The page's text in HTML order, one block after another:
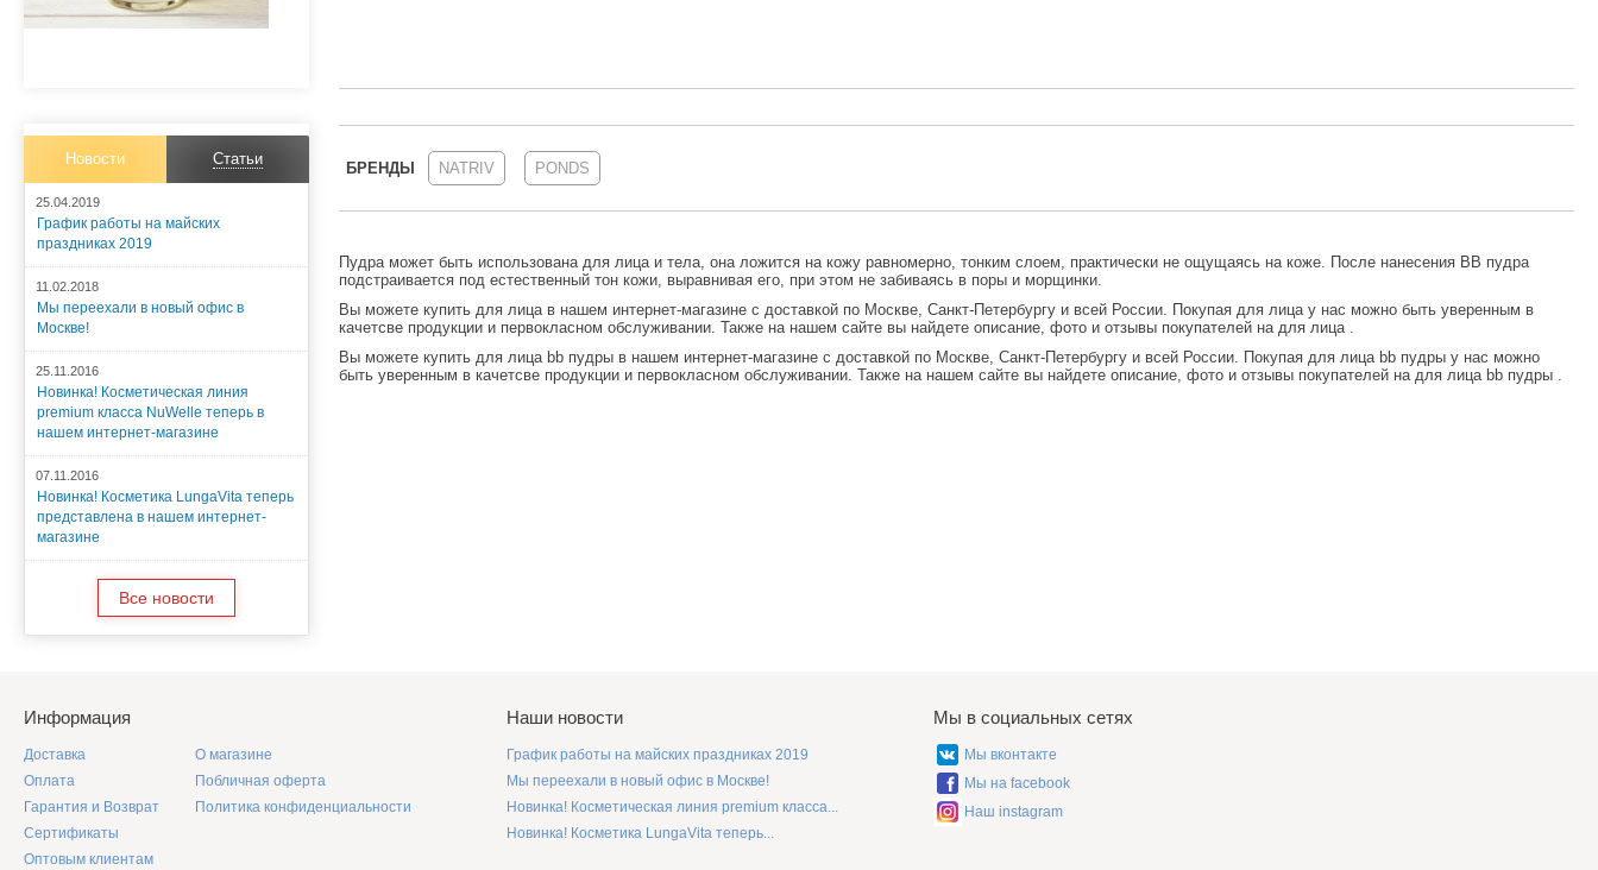
Новости Статьи
25.04.2019
График работы на майских
праздниках 2019
11.02.2018
Мы переехали в новый офис в
Москве!
25.11.2016
Новинка! Косметическая линия
premium класса NuWelle теперь в
нашем интернет-магазине
07.11.2016
Новинка! Косметика LungaVita теперь
представлена в нашем интернет-
магазине
Все новости
БРЕНДЫ NATRIV PONDS
Пудра может быть использована для лица и тела, она ложится на кожу равномерно, тонким слоем, практически не ощущаясь на коже. После нанесения ВВ пудра
подстраивается под естественный тон кожи, выравнивая его, при этом не забиваясь в поры и морщинки.
Вы можете купить для лицав нашем интернет-магазине с доставкой по Москве, Санкт-Петербургу и всей России. Покупая для лицау нас можно быть уверенным в
качетсве продукции и первокласном обслуживании. Также на нашем сайте вы найдете описание, фото и отзывы покупателей на для лица.
Вы можете купить для лица bb пудры в нашем интернет-магазине с доставкой по Москве, Санкт-Петербургу и всей России. Покупая для лица bb пудры у нас можно
быть уверенным в качетсве продукции и первокласном обслуживании. Также на нашем сайте вы найдете описание, фото и отзывы покупателей на для лица bb пудры .
Информация
Доставка
Оплата
Гарантия и Возврат
Сертификаты
Оптовым клиентам
О магазине
Побличная оферта
Политика конфиденциальности
Наши новости
График работы на майских праздниках 2019
Мы переехали в новый офис в Москве!
Новинка! Косметическая линия premium класса...
Новинка! Косметика LungaVita теперь...
Мы в социальных сетях
Мы вконтакте
Мы на facebook
Наш instagram